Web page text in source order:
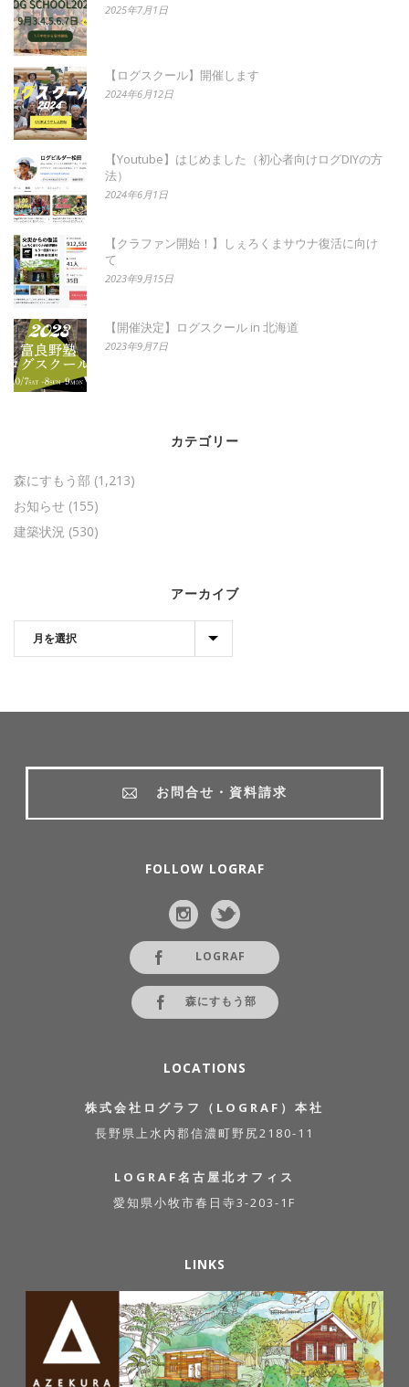
2025年7月1日
【ログスクール】開催します
2024年6月12日
【Youtube】はじめました（初心者向けログDIYの方
法）
2024年6月1日
【クラファン開始！】しぇろくまサウナ復活に向け
て
2023年9月15日
【開催決定】ログスクール in 北海道
2023年9月7日
カテゴリー
森にすもう部 (1,213)
お知らせ (155)
建築状況 (530)
アーカイブ
お問合せ・資料請求
FOLLOW LOGRAF
LOGRAF
森にすもう部
LOCATIONS
株式会社ログラフ（LOGRAF）本社
長野県上水内郡信濃町野尻2180-11
LOGRAF名古屋北オフィス
愛知県小牧市春日寺3-203-1F
LINKS